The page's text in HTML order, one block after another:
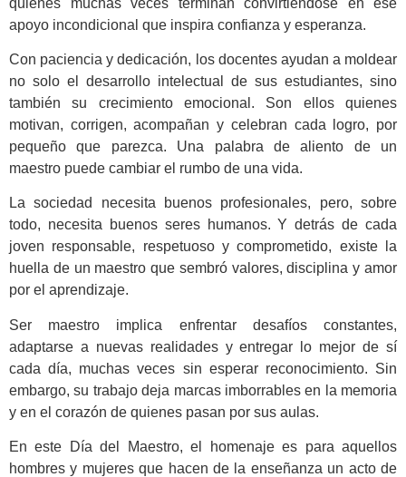
apoyo incondicional que inspira confianza y esperanza.
Con paciencia y dedicación, los docentes ayudan a moldear
no solo el desarrollo intelectual de sus estudiantes, sino
también su crecimiento emocional. Son ellos quienes
motivan, corrigen, acompañan y celebran cada logro, por
pequeño que parezca. Una palabra de aliento de un
maestro puede cambiar el rumbo de una vida.
La sociedad necesita buenos profesionales, pero, sobre
todo, necesita buenos seres humanos. Y detrás de cada
joven responsable, respetuoso y comprometido, existe la
huella de un maestro que sembró valores, disciplina y amor
por el aprendizaje.
Ser maestro implica enfrentar desafíos constantes,
adaptarse a nuevas realidades y entregar lo mejor de sí
cada día, muchas veces sin esperar reconocimiento. Sin
embargo, su trabajo deja marcas imborrables en la memoria
y en el corazón de quienes pasan por sus aulas.
En este Día del Maestro, el homenaje es para aquellos
hombres y mujeres que hacen de la enseñanza un acto de